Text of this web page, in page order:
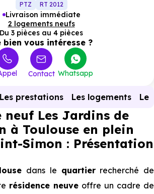
PTZ RT 2012
Livraison immédiate
2 logements neufs
Du 3 pièces au 4 pièces
bien vous intéresse ?
Contact Whatsapp
Les prestations Les logements Le
neuf Les Jardins de
à Toulouse en plein
Simon : Présentation
dans le quartierrecherché de
résidence neuve offre un cadre de